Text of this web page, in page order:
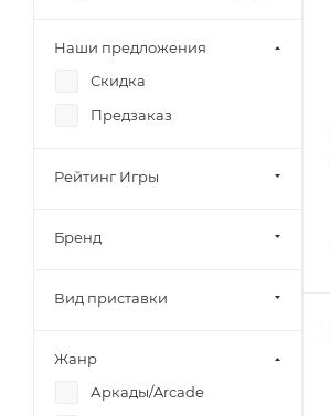
Наши предложения
Скидка
Предзаказ
Рейтинг Игры
Бренд
Вид приставки
Жанр
Аркады/Arcade